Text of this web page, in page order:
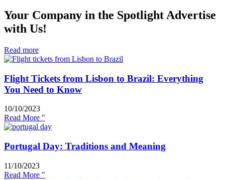
Your Company in the Spotlight Advertise
with Us!
Read more
Flight Tickets from Lisbon to Brazil: Everything
You Need to Know
10/10/2023
Read More "
Portugal Day: Traditions and Meaning
11/10/2023
Read More "